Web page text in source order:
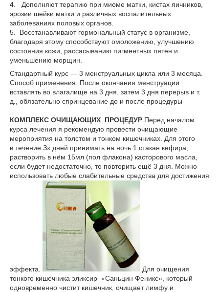
4. Дополняют терапию при миоме матки, кистах яичников,
эрозии шейки матки и различных воспалительных
заболеваниях половых органов.
5. Восстанавливают гормональный статус в организме,
благодаря этому способствуют омоложению, улучшению
состояния кожи, рассасыванию пигментных пятен и
уменьшению морщин.
Стандартный курс ― 3 менструальных цикла или 3 месяца.
Способ применения. После окончания менструации
вставлять во влагалище на 3 дня, затем 3 дня перерыв и т.
д., обязательно спринцевание до и после процедуры
КОМПЛЕКС ОЧИЩАЮЩИХ ПРОЦЕДУР Перед началом
курса лечения я рекомендую провести очищающие
мероприятия на толстом и тонком кишечниках. Для этого
в течение Зх дней принимать на ночь 1 стакан кефира,
растворить в нём 15мл (пол флакона) касторового масла,
если будет недостаточно, то повторить ещё 3 дня. Можно
использовать любые слабительные средства для достижения
эффекта.
Для очищения
тонкого кишечника эликсир «Саньцин Феникс», который
одновременно чистит кишечник, очищает лимфу и